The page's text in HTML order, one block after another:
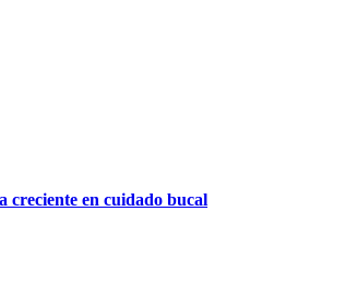
creciente en cuidado bucal